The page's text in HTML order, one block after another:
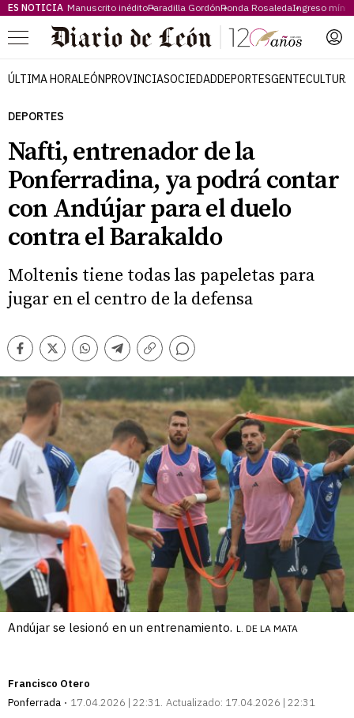
ES NOTICIA Manuscrito inéditoParadilla GordónRonda RosaledaIngreso
Menú
ÚLTIMA HORALEÓNPROVINCIASOCIEDADDEPORTESGENTECULTURA
DEPORTES
Nafti, entrenador de la
Ponferradina, ya podrá contar
con Andújar para el duelo
contra el Barakaldo
Moltenis tiene todas las papeletas para
jugar en el centro de la defensa
Facebook
TwitterWhatsappTelegram
Copiar
Comentarios
Andújar se lesionó en un entrenamiento. L. DE LA MATA
Francisco Otero
Ponferrada
17.04.2026 | 22:31 Actualizado: 17.04.2026 | 22:31